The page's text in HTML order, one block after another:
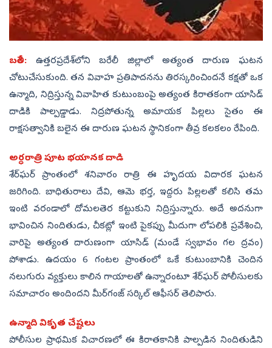
బరేలీ: ఉత్తరప్రదేశ్‌లోని బరేలీ జిల్లాలో అత్యంత దారుణ ఘటన
చోటుచేసుకుంది. తన వివాహ ప్రతిపాదనను తిరస్కరించిందనే కక్షతో ఒక
ఉన్మాది, నిద్రిస్తున్న వివాహిత కుటుంబంపై అత్యంత కిరాతకంగా యాసిడ్
దాడికి పాల్పడ్డాడు. నిద్రపోతున్న అమాయక పిల్లలు సైతం ఈ
రాక్షసత్వానికి బలైన ఈ దారుణ ఘటన స్థానికంగా తీవ్ర కలకలం రేపింది.
అర్ధరాత్రి పూట భయానక దాడి
శేర్‌ఘర్ ప్రాంతంలో శనివారం రాత్రి ఈ హృదయ విదారక ఘటన
జరిగింది. బాధితురాలు దేవి, ఆమె భర్త, ఇద్దరు పిల్లలతో కలిసి తమ
ఇంటి వరండాలో దోమలతెర కట్టుకుని నిద్రిస్తున్నారు. అదే అదనుగా
భావించిన నిందితుడు, చీకట్లో ఇంటి పైకప్పు మీదుగా లోపలికి ప్రవేశించి,
వారిపై అత్యంత దారుణంగా యాసిడ్ (మండే స్వభావం గల ద్రవం)
పోశాడు. ఉదయం 6 గంటల ప్రాంతంలో ఒకే కుటుంబానికి చెందిన
నలుగురు వ్యక్తులు కాలిన గాయాలతో ఉన్నారంటూ శేర్‌ఘర్ పోలీసులకు
సమాచారం అందిందని మీర్‌గంజ్ సర్కిల్ ఆఫీసర్ తెలిపారు.
ఉన్మాది వికృత చేష్టలు
పోలీసుల ప్రాథమిక విచారణలో ఈ కిరాతకానికి పాల్పడిన నిందితుడిని